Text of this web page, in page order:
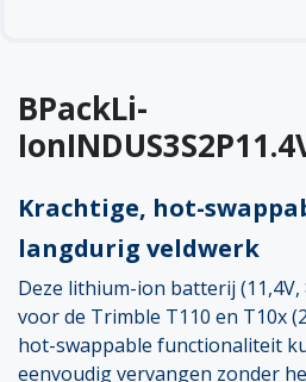
BPackLi-
Krachtige, hot-
langdurig veldwerk
Deze lithium-ion batterij (11,4V,
voor de Trimble T110 en T10x
hot-swappable functionaliteit
eenvoudig vervangen zonder